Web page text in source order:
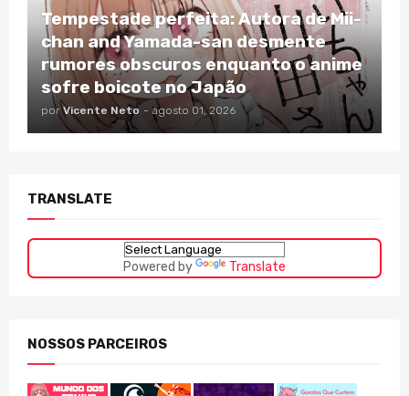
Tempestade perfeita: Autora de Mii-
chan and Yamada-san desmente
rumores obscuros enquanto o anime
sofre boicote no Japão
por Vicente Neto - agosto 01, 2026
TRANSLATE
Powered by Translate
NOSSOS PARCEIROS